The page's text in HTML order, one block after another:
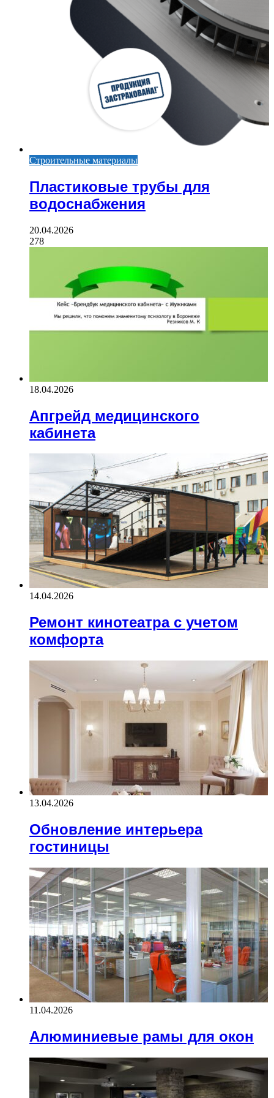
Строительные материалы
Пластиковые трубы для
водоснабжения
20.04.2026
278
18.04.2026
Апгрейд медицинского
кабинета
14.04.2026
Ремонт кинотеатра с учетом
комфорта
13.04.2026
Обновление интерьера
гостиницы
11.04.2026
Алюминиевые рамы для окон